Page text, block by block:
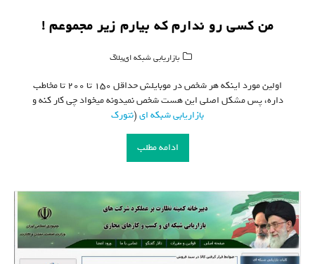
من کسی رو ندارم که بیارم زیر مجموعم !
بازاریابی شبکه ای,بلاگ
اولین مورد اینکه هر شخص در موبایلش حداقل ۱۵۰ تا ۲۰۰ تا مخاطب
داره، پس مشکل اصلی این هست شخص نمیدونه میخواد چی کار کنه و
بازاریابی شبکه ای(نتورک
ادامه مطلب